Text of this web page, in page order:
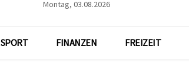
Montag, 03.08.2026
SPORT FINANZEN FREIZEIT